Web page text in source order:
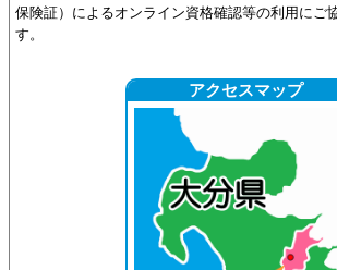
保険証）によるオンライン資格確認等の利用にご
す。
アクセスマップ